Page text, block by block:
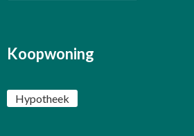
Koopwoning
Hypotheek